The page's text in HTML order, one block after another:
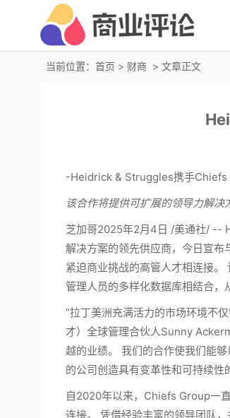
当前位置： 首页 > 财商 > 文章正文
-Heidrick & Struggles携手Chiefs
该合作将提供可扩展的领导力解
芝加哥2025年2月4日 /美通社/ --
解决方案的领先供应商，今日宣布
紧迫商业挑战的高管人才相连接
管理人员的多样化数据库相结合，
“拉丁美洲充满活力的市场环境不
才）全球管理合伙人Sunny
越的业绩。 我们的合作使我们能
的公司创造具有变革性和可持续性
自2020年以来，Chiefs Group一
连接。 凭借经验丰富的领导团队